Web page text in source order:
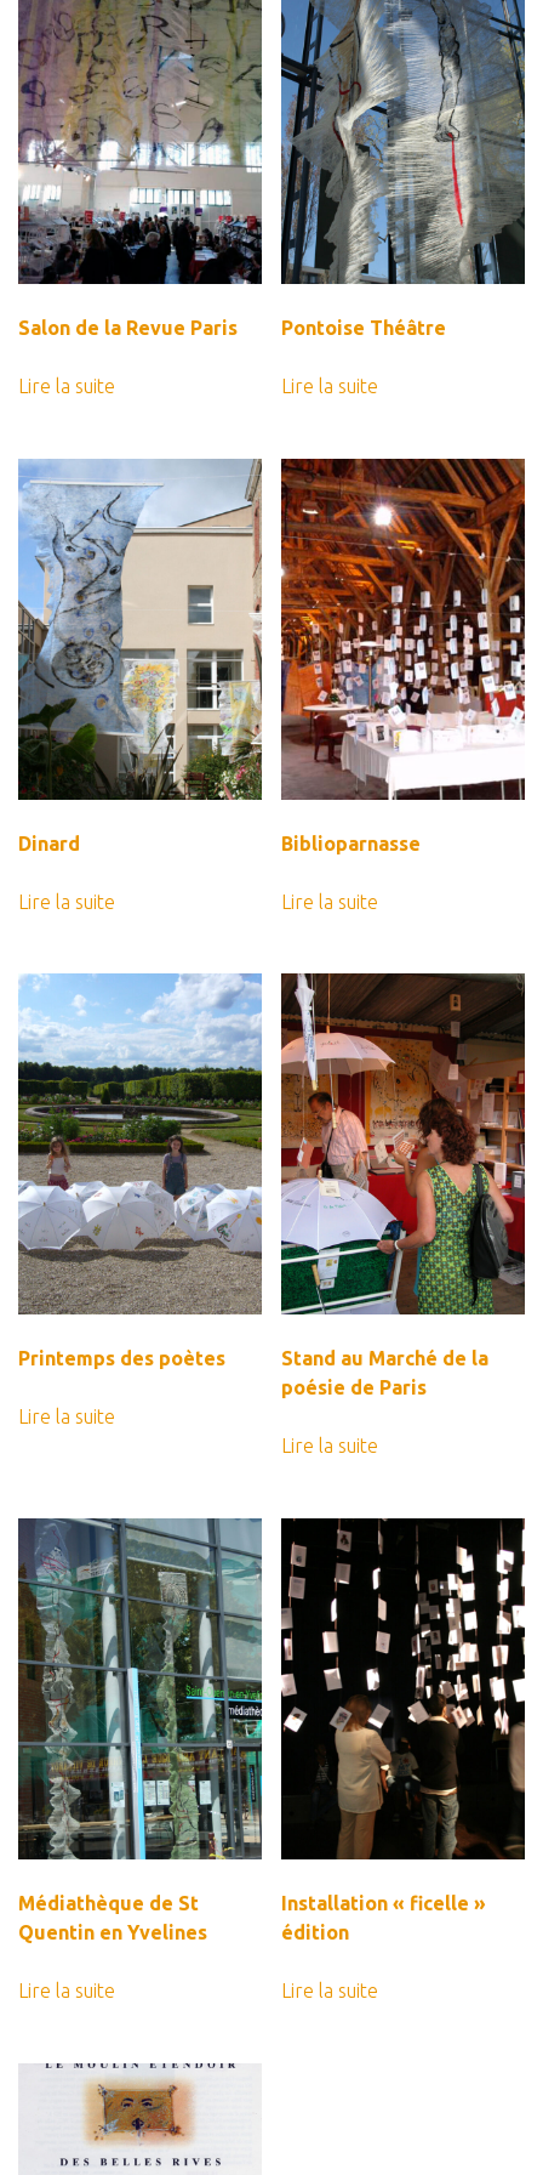
Estampes
Livres d’artiste
Ficelle noire
Auteurs
Beaux-Arts
Peintures
Dessins
Les froissés, les plissés
Mon Compte
Déconnexion
Panier
Panier
Contact
au
plus
ancien
Salon de la Revue Paris
Lire la suite
Pontoise Théâtre
Lire la suite
Dinard
Lire la suite
Biblioparnasse
Lire la suite
Printemps des poètes
Lire la suite
Stand au Marché de la
poésie de Paris
Lire la suite
Médiathèque de St
Quentin en Yvelines
Lire la suite
Installation « ficelle »
édition
Lire la suite